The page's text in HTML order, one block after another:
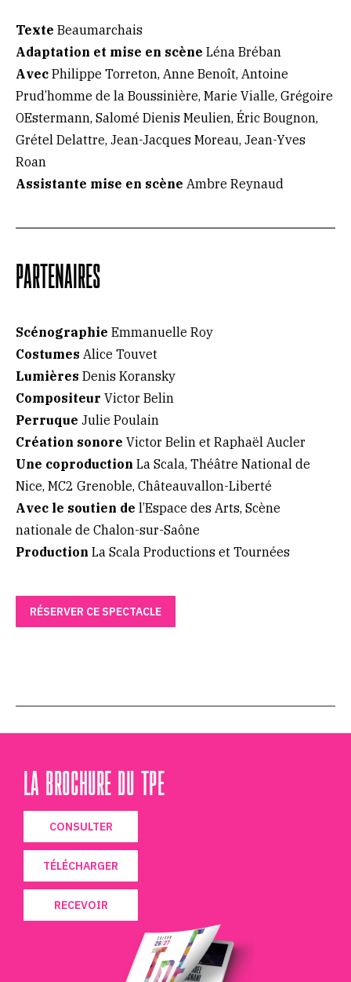
Texte Beaumarchais
Adaptation et mise en scène Léna Bréban
Avec Philippe Torreton, Anne Benoît, Antoine
Prud’homme de la Boussinière, Marie Vialle, Grégoire
OEstermann, Salomé Dienis Meulien, Éric Bougnon,
Grétel Delattre, Jean-Jacques Moreau, Jean-Yves
Roan
Assistante mise en scène Ambre Reynaud
PARTENAIRES
Scénographie Emmanuelle Roy
Costumes Alice Touvet
Lumières Denis Koransky
Compositeur Victor Belin
Perruque Julie Poulain
Création sonore Victor Belin et Raphaël Aucler
Une coproduction La Scala, Théâtre National de
Nice, MC2 Grenoble, Châteauvallon-Liberté
Avec le soutien de l’Espace des Arts, Scène
nationale de Chalon-sur-Saône
Production La Scala Productions et Tournées
RÉSERVER CE SPECTACLE
LA BROCHURE DU TPE
CONSULTER
TÉLÉCHARGER
RECEVOIR